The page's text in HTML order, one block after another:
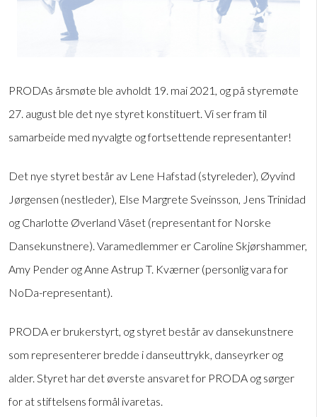
PRODAs årsmøte ble avholdt 19. mai 2021, og på styremøte
27. august ble det nye styret konstituert. Vi ser fram til
samarbeide med nyvalgte og fortsettende representanter!
Det nye styret består av Lene Hafstad (styreleder), Øyvind
Jørgensen (nestleder), Else Margrete Sveinsson, Jens Trinidad
og Charlotte Øverland Våset (representant for Norske
Dansekunstnere). Varamedlemmer er Caroline Skjørshammer,
Amy Pender og Anne Astrup T. Kværner (personlig vara for
NoDa-representant).
PRODA er brukerstyrt, og styret består av dansekunstnere
som representerer bredde i danseuttrykk, danseyrker og
alder. Styret har det øverste ansvaret for PRODA og sørger
for at stiftelsens formål ivaretas.